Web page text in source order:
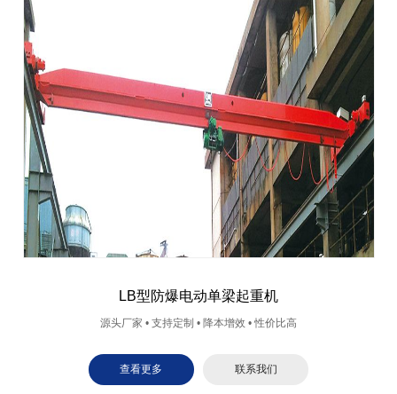
LB型防爆电动单梁起重机
源头厂家 • 支持定制 • 降本增效 • 性价比高
查看更多 联系我们